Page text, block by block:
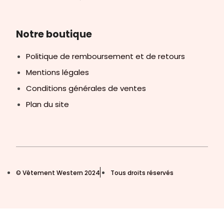
Notre boutique
Politique de remboursement et de retours
Mentions légales
Conditions générales de ventes
Plan du site
© Vêtement Western 2024 Tous droits réservés